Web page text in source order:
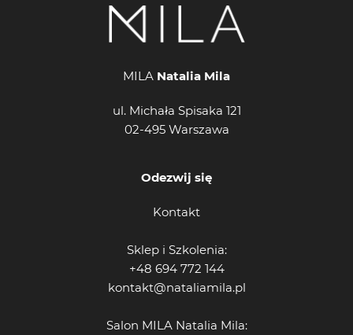
MILA Natalia Mila
ul. Michała Spisaka 121
02-495 Warszawa
Odezwij się
Kontakt
Sklep i Szkolenia:
+48 694 772 144
kontakt@nataliamila.pl
Salon MILA Natalia Mila: